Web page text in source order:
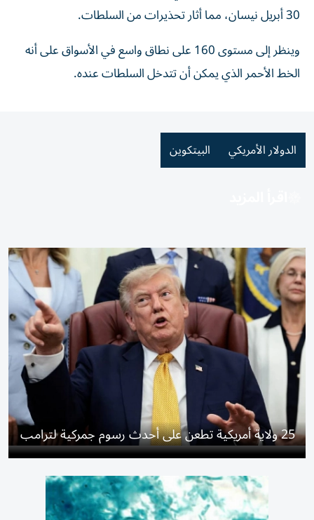
‌30 أبريل ‌نيسان، مما أثار تحذيرات ⁠من السلطات.
وينظر إلى مستوى 160 على نطاق ‌واسع في الأسواق على أنه
الخط الأحمر الذي يمكن أن تتدخل السلطات عنده.
الدولار الأمريكي البيتكوين
25 ولاية أمريكية تطعن على أحدث رسوم جمركية لترامب